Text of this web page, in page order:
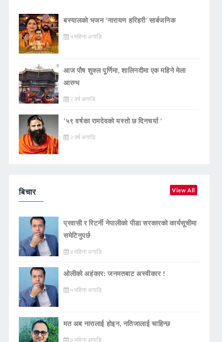
बस्यालको भजन ‘नारायण हरिहरी’ सार्बजनिक
५ महिना अगाडि
आज पौष शुक्ल पूर्णिमा, शालिनदीमा एक महिने मेला
आरम्भ
२ वर्ष अगाडि
‘५९ वर्षका रामदेवकाे यस्ताे छ दिनचर्या ’
२ वर्ष अगाडि
बिचार View All
प्रवासी र रिटर्नी नेपालीको पीडा सरकारको कार्यसूचीमा
समेटिनुपर्छ
४ महिना अगाडि
ओलीको अहंकार: जनमतबाट अस्वीकार !
५ महिना अगाडि
मत अब नारालाई होइन, नतिजालाई चाहिन्छ
७ महिना अगाडि